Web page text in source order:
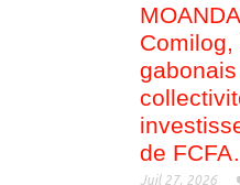
Comilog,
de
Juil 27, 2026